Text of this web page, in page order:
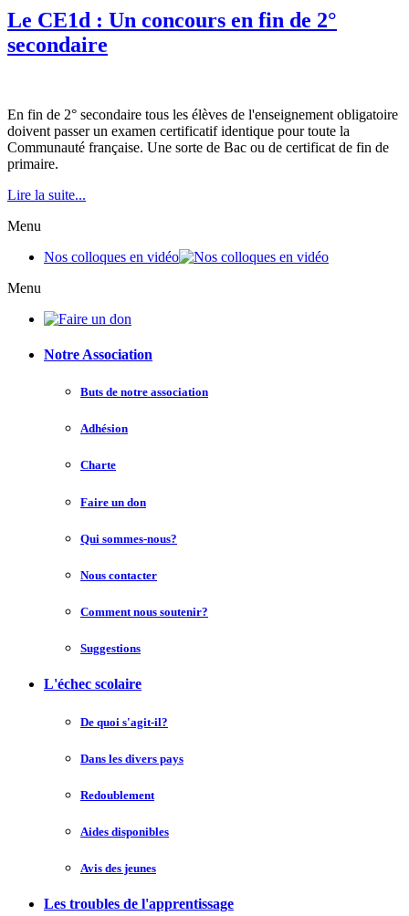
Le CE1d : Un concours en fin de 2°
secondaire
En fin de 2° secondaire tous les élèves de l'enseignement obligatoire
doivent passer un examen certificatif identique pour toute la
Communauté française. Une sorte de Bac ou de certificat de fin de
primaire.
Lire la suite...
Menu
Nos colloques en vidéo
Menu
Notre Association
Buts de notre association
Adhésion
Charte
Faire un don
Qui sommes-nous?
Nous contacter
Comment nous soutenir?
Suggestions
L'échec scolaire
De quoi s'agit-il?
Dans les divers pays
Redoublement
Aides disponibles
Avis des jeunes
Les troubles de l'apprentissage